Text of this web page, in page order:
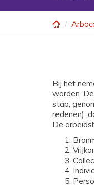
Bij het
worden.
stap,
redenen),
De